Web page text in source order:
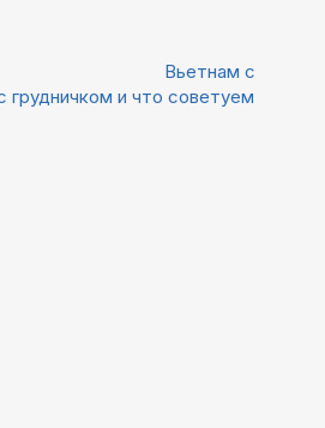
Вьетнам с
грудничком и что советуем